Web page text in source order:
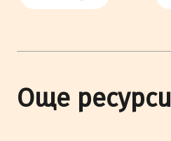
Още ресурси